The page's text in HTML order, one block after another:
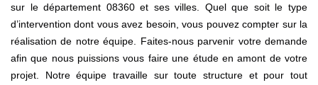
sur le département 08360 et ses villes. Quel que soit le type
d’intervention dont vous avez besoin, vous pouvez compter sur la
réalisation de notre équipe. Faites-nous parvenir votre demande
afin que nous puissions vous faire une étude en amont de votre
projet. Notre équipe travaille sur toute structure et pour tout